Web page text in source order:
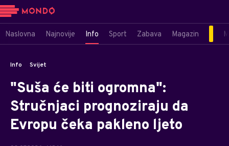
Naslovna Najnovije Info Sport Zabava Magazin
Info Svijet
"Suša će biti ogromna":
Stručnjaci prognoziraju da
Evropu čeka pakleno ljeto